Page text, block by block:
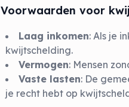
Voorwaarden voor
Laag inkomen: Als je
kwijtschelding.
Vermogen: Mensen
Vaste lasten: De
je recht hebt op